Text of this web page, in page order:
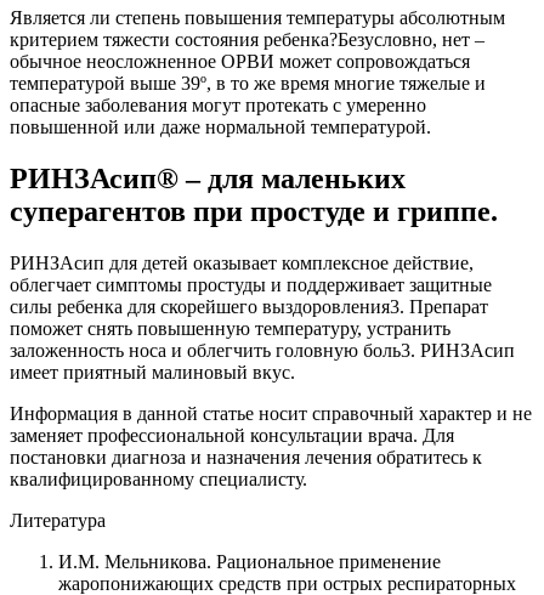
Является ли степень повышения температуры абсолютным
критерием тяжести состояния ребенка?Безусловно, нет –
обычное неосложненное ОРВИ может сопровождаться
температурой выше 39º, в то же время многие тяжелые и
опасные заболевания могут протекать с умеренно
повышенной или даже нормальной температурой.
РИНЗАсип® – для маленьких
суперагентов при простуде и гриппе.
РИНЗАсип для детей оказывает комплексное действие,
облегчает симптомы простуды и поддерживает защитные
силы ребенка для скорейшего выздоровления3. Препарат
поможет снять повышенную температуру, устранить
заложенность носа и облегчить головную боль3. РИНЗАсип
имеет приятный малиновый вкус.
Информация в данной статье носит справочный характер и не
заменяет профессиональной консультации врача. Для
постановки диагноза и назначения лечения обратитесь к
квалифицированному специалисту.
Литература
И.М. Мельникова. Рациональное применение
жаропонижающих средств при острых респираторных